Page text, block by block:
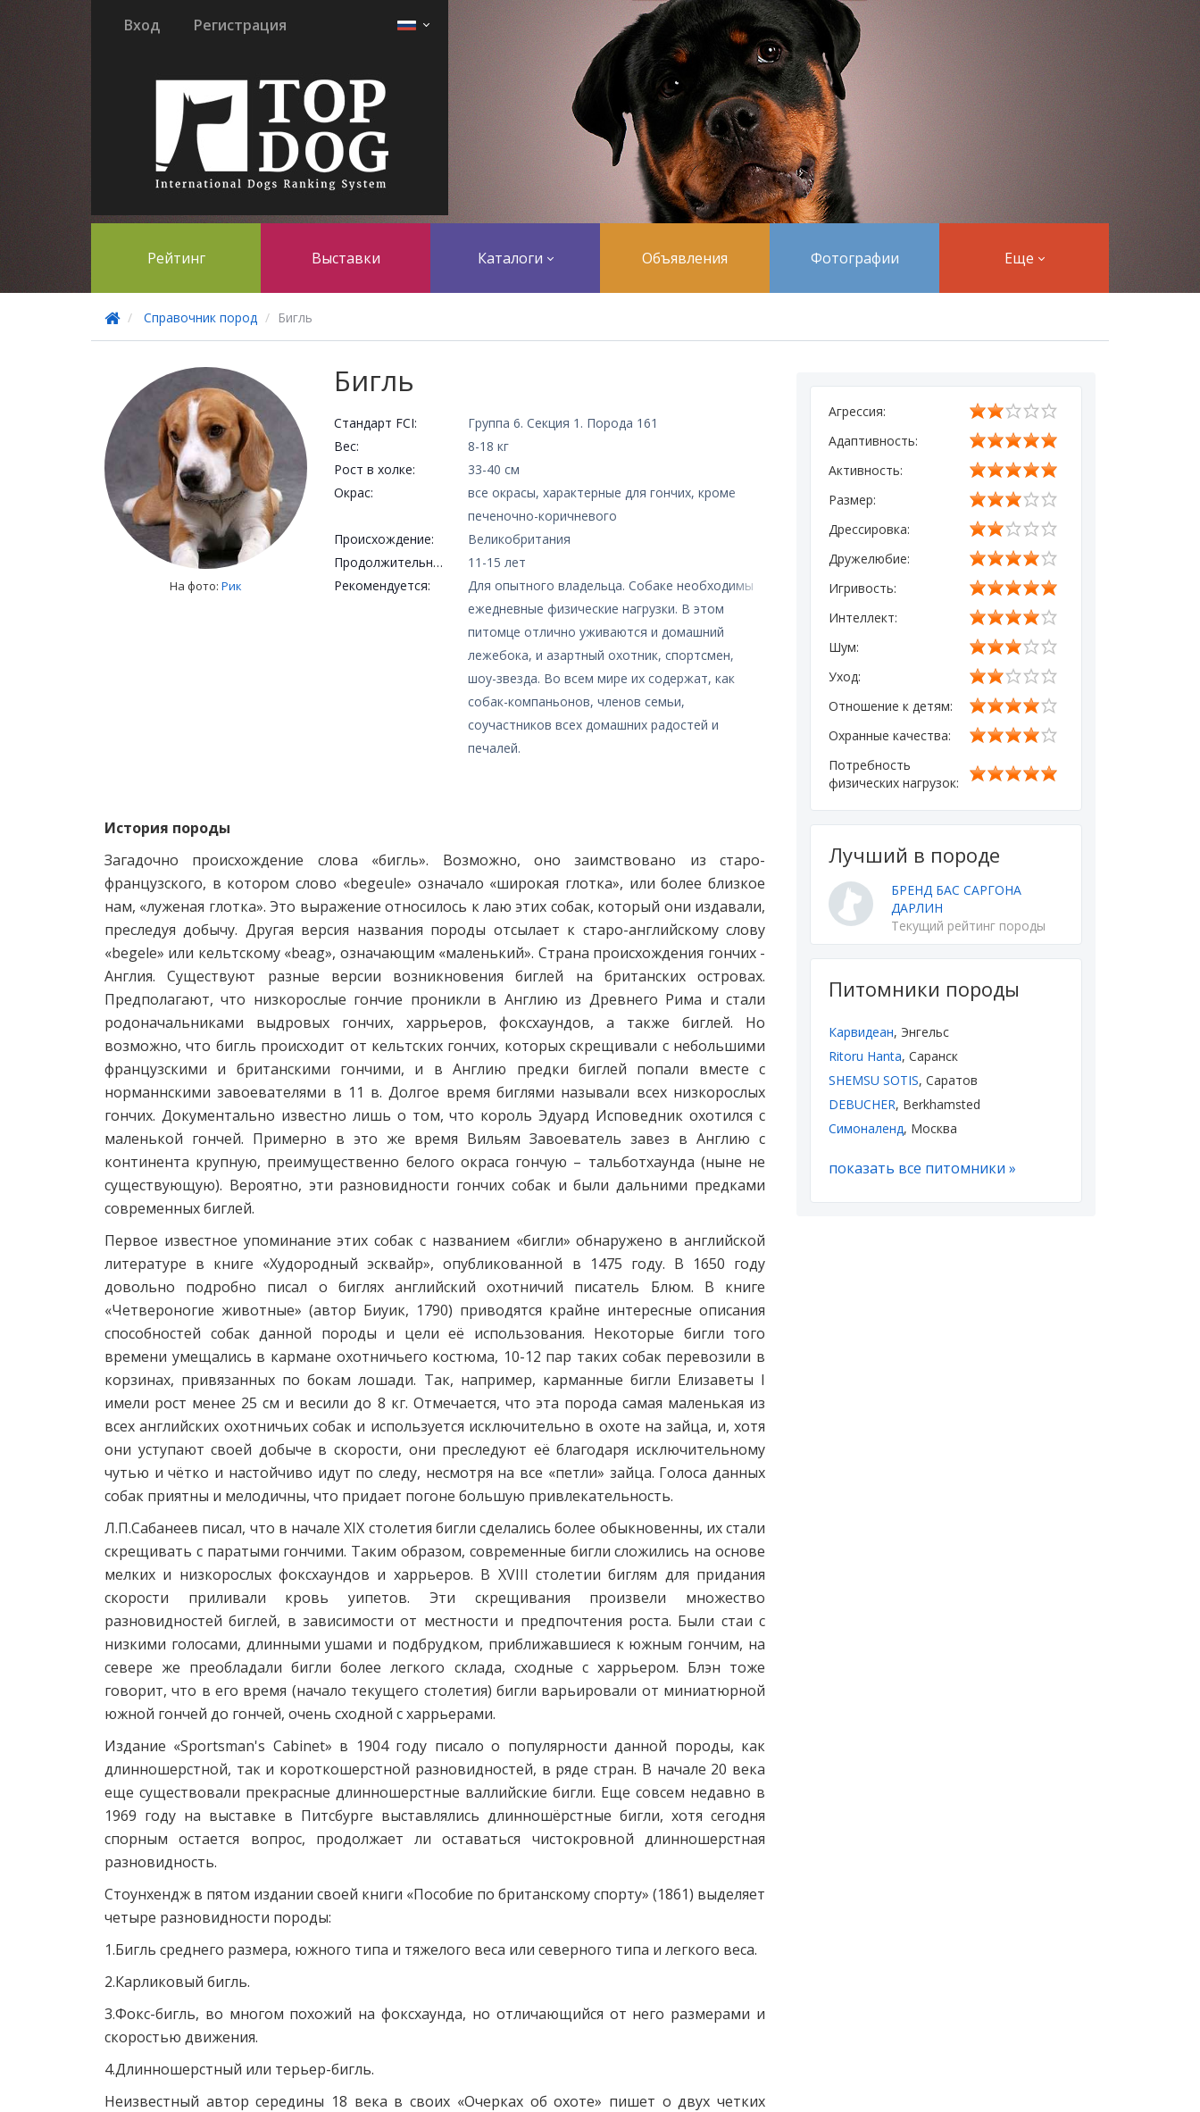
Вход Регистрация
Рейтинг Выставки Каталоги Объявления Фотографии Еще
Справочник пород Бигль
На фото: Рик
Бигль
Стандарт FCI:
Группа 6. Секция 1. Порода 161
Вес:
8-18 кг
Рост в холке:
33-40 см
Окрас:
все окрасы, характерные для гончих, кроме
печеночно-коричневого
Происхождение:
Великобритания
Продолжительность жизни:
11-15 лет
Рекомендуется:
Для опытного владельца. Собаке необходимы
ежедневные физические нагрузки. В этом
питомце отлично уживаются и домашний
лежебока, и азартный охотник, спортсмен,
шоу-звезда. Во всем мире их содержат, как
собак-компаньонов, членов семьи,
соучастников всех домашних радостей и
печалей.
История породы
Загадочно происхождение слова «бигль». Возможно, оно заимствовано из старо-
французского, в котором слово «begeule» означало «широкая глотка», или более близкое
нам, «луженая глотка». Это выражение относилось к лаю этих собак, который они издавали,
преследуя добычу. Другая версия названия породы отсылает к старо-английскому слову
«begele» или кельтскому «beag», означающим «маленький». Страна происхождения гончих -
Англия. Существуют разные версии возникновения биглей на британских островах.
Предполагают, что низкорослые гончие проникли в Англию из Древнего Рима и стали
родоначальниками выдровых гончих, харрьеров, фоксхаундов, а также биглей. Но
возможно, что бигль происходит от кельтских гончих, которых скрещивали с небольшими
французскими и британскими гончими, и в Англию предки биглей попали вместе с
норманнскими завоевателями в 11 в. Долгое время биглями называли всех низкорослых
гончих. Документально известно лишь о том, что король Эдуард Исповедник охотился с
маленькой гончей. Примерно в это же время Вильям Завоеватель завез в Англию с
континента крупную, преимущественно белого окраса гончую – тальботхаунда (ныне не
существующую). Вероятно, эти разновидности гончих собак и были дальними предками
современных биглей.
Первое известное упоминание этих собак с названием «бигли» обнаружено в английской
литературе в книге «Худородный эсквайр», опубликованной в 1475 году. В 1650 году
довольно подробно писал о биглях английский охотничий писатель Блюм. В книге
«Четвероногие животные» (автор Биуик, 1790) приводятся крайне интересные описания
способностей собак данной породы и цели её использования. Некоторые бигли того
времени умещались в кармане охотничьего костюма, 10-12 пар таких собак перевозили в
корзинах, привязанных по бокам лошади. Так, например, карманные бигли Елизаветы I
имели рост менее 25 см и весили до 8 кг. Отмечается, что эта порода самая маленькая из
всех английских охотничьих собак и используется исключительно в охоте на зайца, и, хотя
они уступают своей добыче в скорости, они преследуют её благодаря исключительному
чутью и чётко и настойчиво идут по следу, несмотря на все «петли» зайца. Голоса данных
собак приятны и мелодичны, что придает погоне большую привлекательность.
Л.П.Сабанеев писал, что в начале XIX столетия бигли сделались более обыкновенны, их стали
скрещивать с паратыми гончими. Таким образом, современные бигли сложились на основе
мелких и низкорослых фоксхаундов и харрьеров. В XVIII столетии биглям для придания
скорости приливали кровь уипетов. Эти скрещивания произвели множество
разновидностей биглей, в зависимости от местности и предпочтения роста. Были стаи с
низкими голосами, длинными ушами и подбрудком, приближавшиеся к южным гончим, на
севере же преобладали бигли более легкого склада, сходные с харрьером. Блэн тоже
говорит, что в его время (начало текущего столетия) бигли варьировали от миниатюрной
южной гончей до гончей, очень сходной с харрьерами.
Издание «Sportsman's Cabinet» в 1904 году писало о популярности данной породы, как
длинношерстной, так и короткошерстной разновидностей, в ряде стран. В начале 20 века
еще существовали прекрасные длинношерстные валлийские бигли. Еще совсем недавно в
1969 году на выставке в Питсбурге выставлялись длинношёрстные бигли, хотя сегодня
спорным остается вопрос, продолжает ли оставаться чистокровной длинношерстная
разновидность.
Стоунхендж в пятом издании своей книги «Пособие по британскому спорту» (1861) выделяет
четыре разновидности породы:
1.Бигль среднего размера, южного типа и тяжелого веса или северного типа и легкого веса.
2.Карликовый бигль.
3.Фокс-бигль, во многом похожий на фоксхаунда, но отличающийся от него размерами и
скоростью движения.
4.Длинношерстный или терьер-бигль.
Неизвестный автор середины 18 века в своих «Очерках об охоте» пишет о двух четких
Агрессия:
Адаптивность:
Активность:
Размер:
Дрессировка:
Дружелюбие:
Игривость:
Интеллект:
Шум:
Уход:
Отношение к детям:
Охранные качества:
Потребность
физических нагрузок:
Лучший в породе
БРЕНД БАС САРГОНА
ДАРЛИН
Текущий рейтинг породы
Питомники породы
Карвидеан, Энгельс
Ritoru Hanta, Саранск
SHEMSU SOTIS, Саратов
DEBUCHER, Berkhamsted
Симоналенд, Москва
показать все питомники »